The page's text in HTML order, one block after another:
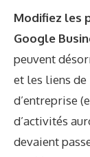
Modifiez les
Google
peuvent
et les liens
d’entreprise
d’activités
devaient